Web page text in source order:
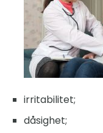
irritabilitet;
dåsighet;